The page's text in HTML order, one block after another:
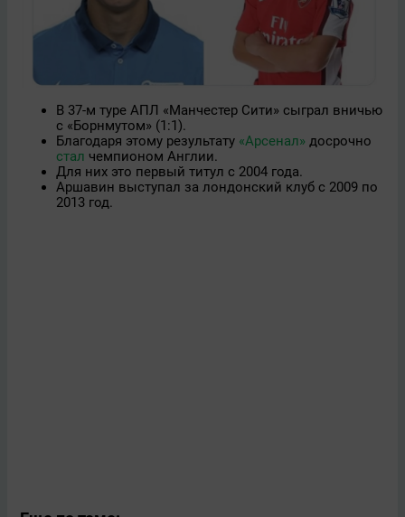
В 37-м туре АПЛ «Манчестер Сити» сыграл вничью
с «Борнмутом» (1:1).
Благодаря этому результату «Арсенал» досрочно
стал чемпионом Англии.
Для них это первый титул с 2004 года.
Аршавин выступал за лондонский клуб с 2009 по
2013 год.